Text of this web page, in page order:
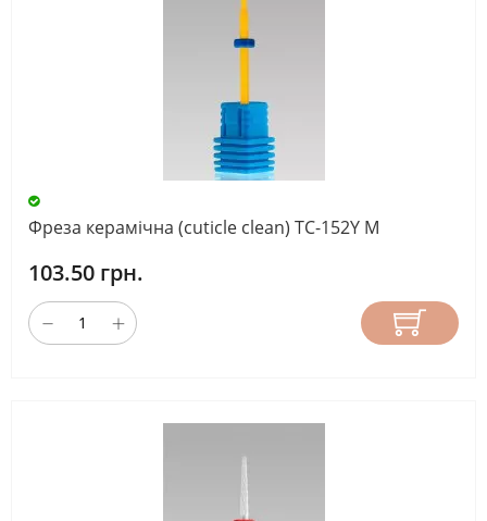
Фреза керамічна (cuticle clean) TC-152Y M
103.50 грн.